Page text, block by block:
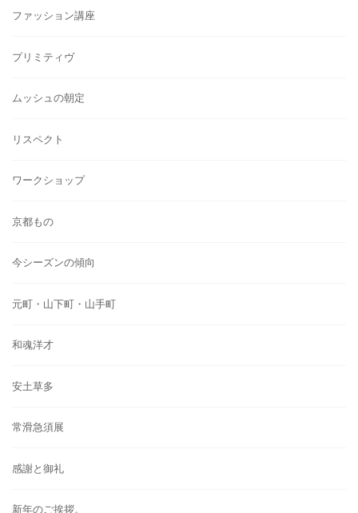
ファッション講座
プリミティヴ
ムッシュの朝定
リスペクト
ワークショップ
京都もの
今シーズンの傾向
元町・山下町・山手町
和魂洋才
安土草多
常滑急須展
感謝と御礼
新年のご挨拶。